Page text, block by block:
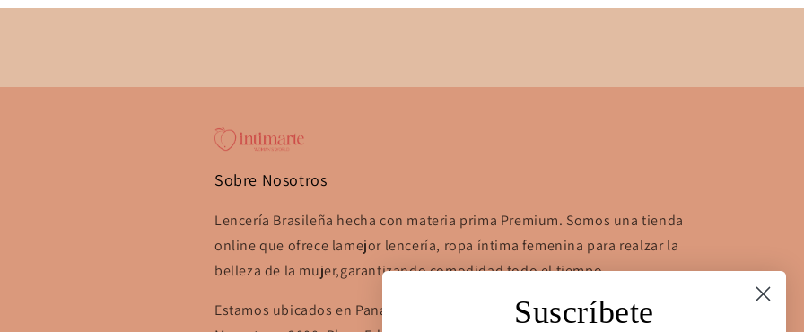
Sobre Nosotros
Lencería Brasileña hecha con materia prima Premium. Somos una tienda
online que ofrece lamejor lencería, ropa íntima femenina para realzar la
belleza de la mujer,garantizando comodidad todo el tiempo.
Estamos ubicados en Panamá, ciudad de Panamá. Show room; PH. El
Suscríbete